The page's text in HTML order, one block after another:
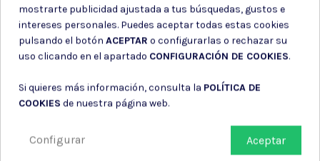
mostrarte publicidad ajustada a tus búsquedas, gustos e
intereses personales. Puedes aceptar todas estas cookies
pulsando el botón ACEPTAR o configurarlas o rechazar su
uso clicando en el apartado CONFIGURACIÓN DE COOKIES.
Si quieres más información, consulta la POLÍTICA DE
COOKIES de nuestra página web.
Aceptar
Configurar